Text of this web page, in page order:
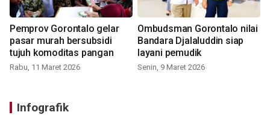
Pemprov Gorontalo gelar
pasar murah bersubsidi
tujuh komoditas pangan
Rabu, 11 Maret 2026
Ombudsman Gorontalo nilai
Bandara Djalaluddin siap
layani pemudik
Senin, 9 Maret 2026
Infografik